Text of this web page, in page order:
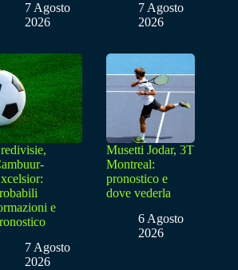
7 Agosto
2026
7 Agosto
2026
e
7 Agosto
2026
Musetti Jodar, 3T
Montreal:
pronostico e
dove vederla
6 Agosto
2026